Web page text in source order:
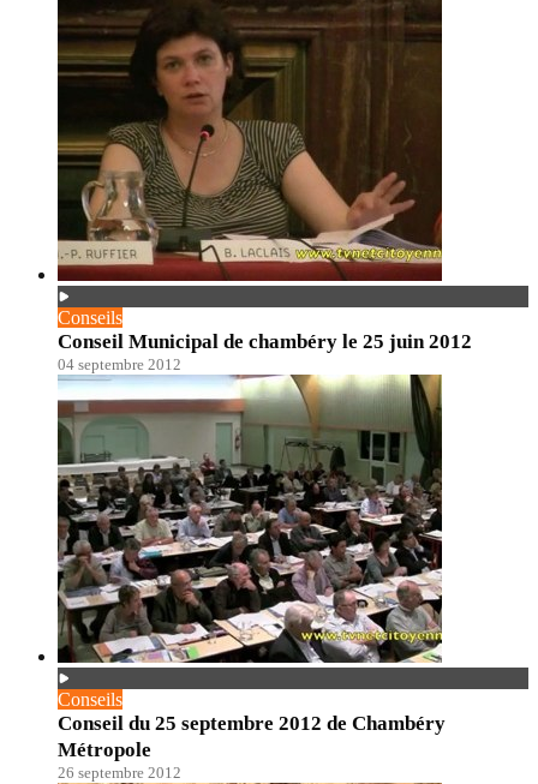
Conseils
Conseil Municipal de chambéry le 25 juin 2012
04 septembre 2012
Conseils
Conseil du 25 septembre 2012 de Chambéry
Métropole
26 septembre 2012